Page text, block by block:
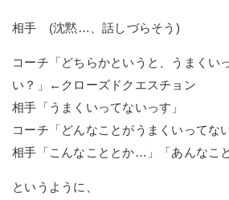
相手 (沈黙…、話しづらそう)
コーチ「どちらかというと、うまくい
い？」←クローズドクエスチョン
相手「うまくいってないっす」
コーチ「どんなことがうまくいってな
相手「こんなこととか…」「あんなこ
というように、